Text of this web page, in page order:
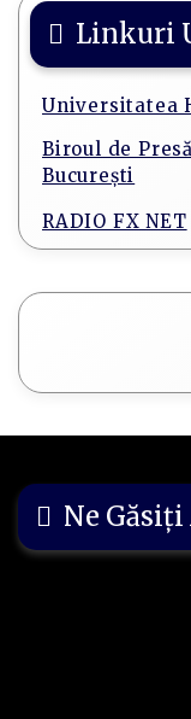
Linkuri
Universitatea
Biroul de
Bucureşti
RADIO FX NET
Ne